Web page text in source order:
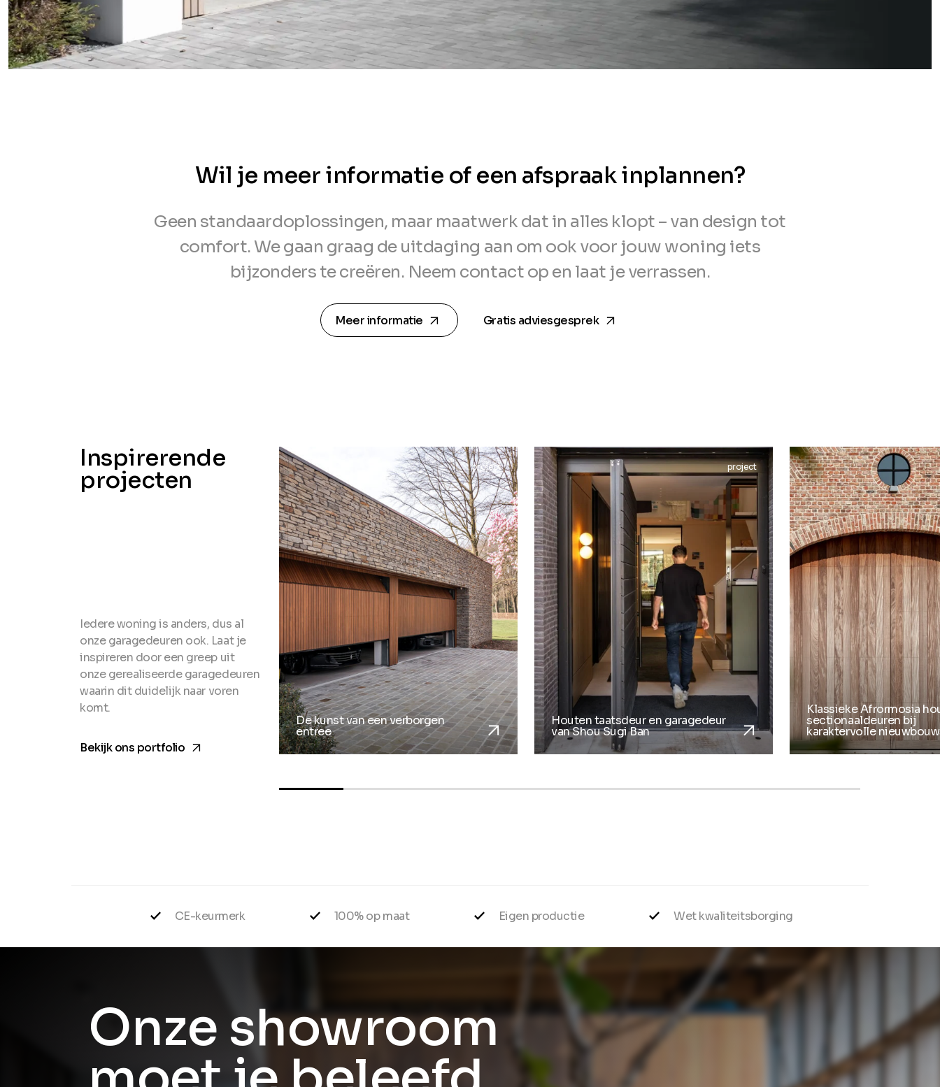
Wil je meer informatie of een afspraak inplannen?
Geen standaardoplossingen, maar maatwerk dat in alles klopt – van design tot
comfort. We gaan graag de uitdaging aan om ook voor jouw woning iets
bijzonders te creëren. Neem contact op en laat je verrassen.
Meer informatiearrow_forward Gratis adviesgesprekarrow_forward
Inspirerende
projecten
Iedere woning is anders, dus al
onze garagedeuren ook. Laat je
inspireren door een greep uit
onze gerealiseerde garagedeuren
waarin dit duidelijk naar voren
komt.
Bekijk ons portfolioarrow_forward
project
De kunst van een verborgen
entree arrow_forward
project
Houten taatsdeur en garagedeur
van Shou Sugi Ban arrow_forward
Klassieke Afrormosia
sectionaaldeuren bij
karaktervolle
CE-keurmerk 100% op maat Eigen productie Wet kwaliteitsborging
Onze showroom